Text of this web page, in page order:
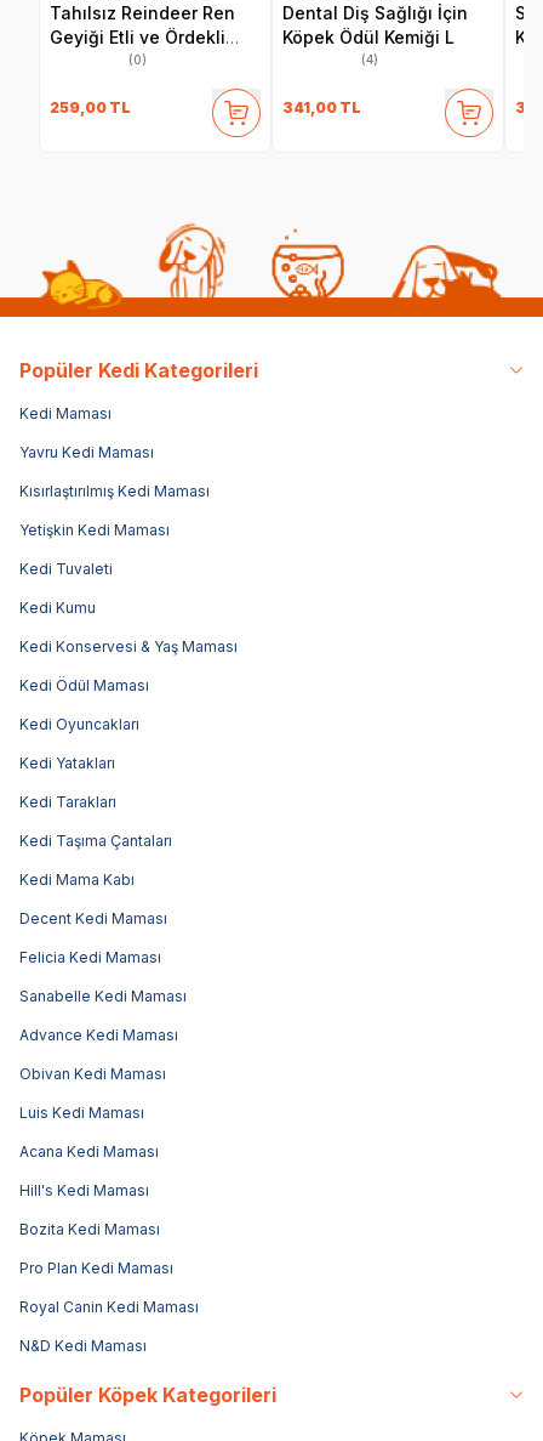
Tahılsız Reindeer Ren
Geyiği Etli ve Ördekli
Köpek Ödül Maması 70
(0)
259,00 TL
Dental Diş Sağlığı İçin
Köpek Ödül Kemiği L
(4)
341,00 TL
Popüler Kedi Kategorileri
Kedi Maması
Yavru Kedi Maması
Kısırlaştırılmış Kedi Maması
Yetişkin Kedi Maması
Kedi Tuvaleti
Kedi Kumu
Kedi Konservesi & Yaş Maması
Kedi Ödül Maması
Kedi Oyuncakları
Kedi Yatakları
Kedi Tarakları
Kedi Taşıma Çantaları
Kedi Mama Kabı
Decent Kedi Maması
Felicia Kedi Maması
Sanabelle Kedi Maması
Advance Kedi Maması
Obivan Kedi Maması
Luis Kedi Maması
Acana Kedi Maması
Hill's Kedi Maması
Bozita Kedi Maması
Pro Plan Kedi Maması
Royal Canin Kedi Maması
N&D Kedi Maması
Popüler Köpek Kategorileri